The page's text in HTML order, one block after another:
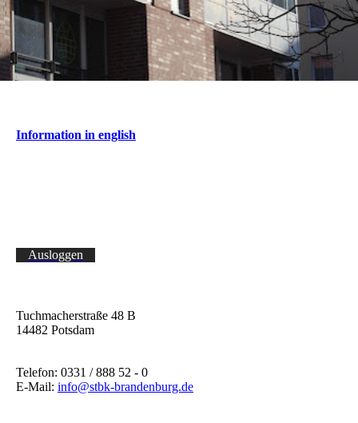
Information in english
Ausloggen
Tuchmacherstraße 48 B
14482 Potsdam
Telefon: 0331 / 888 52 - 0
E-Mail: info@stbk-brandenburg.de